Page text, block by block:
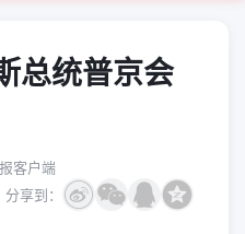
总统普京会
客户端
分享到：